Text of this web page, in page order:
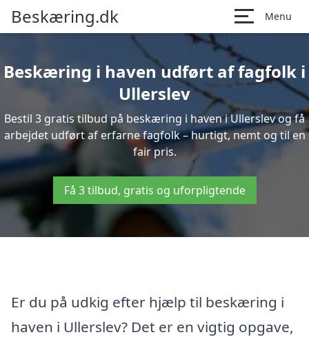
Beskæring.dk Menu
Beskæring i haven udført af fagfolk i
Ullerslev
Bestil 3 gratis tilbud på beskæring i haven i Ullerslev og få
arbejdet udført af erfarne fagfolk – hurtigt, nemt og til en
fair pris.
Få 3 tilbud, gratis og uforpligtende
Er du på udkig efter hjælp til beskæring i
haven i Ullerslev? Det er en vigtig opgave,